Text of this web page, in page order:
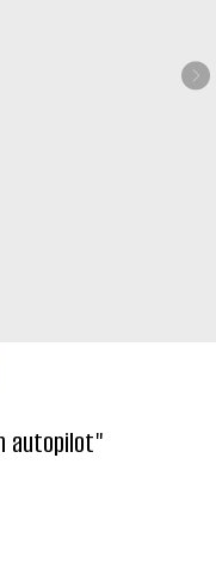
autopilot"